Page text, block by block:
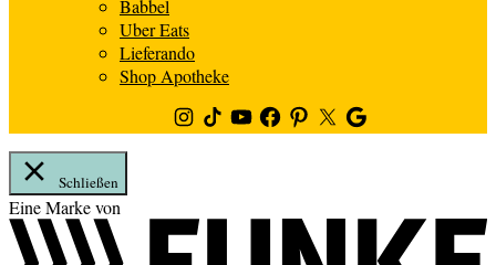
Babbel
Uber Eats
Lieferando
Shop Apotheke
Instagram
TikTokYoutubeFacebook
PinterestTwitterGoogle
News
Schließen
Zum
Inhalt
springen
Eine Marke von